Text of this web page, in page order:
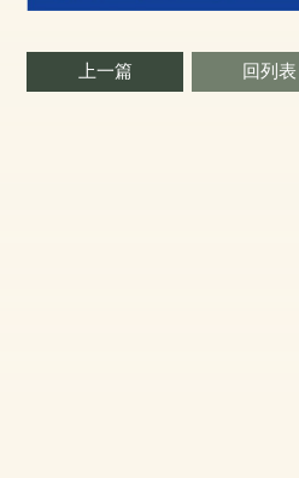
上一篇 回列表